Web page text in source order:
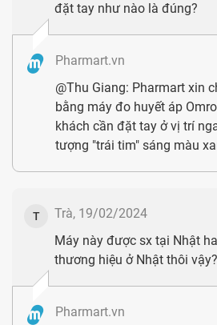
Máy đo huyết áp Omron Hem
sắc nét
đặt tay như nào là đúng?
Pharmart.vn
@Thu Giang: Pharmart xin
bằng máy đo huyết áp
khách cần đặt tay ở vị trí
tượng "trái tim" sáng màu
T Trà, 19/02/2024
Máy này được sx tại Nhật
thương hiệu ở Nhật thôi vậy?
Pharmart.vn